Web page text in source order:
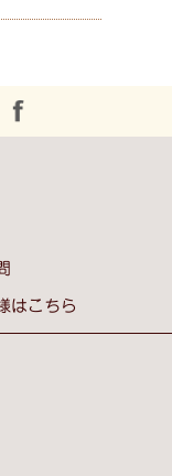
はこちら